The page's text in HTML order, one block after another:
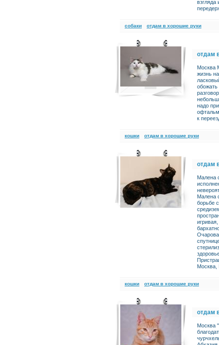
взгляда
cобаки отдам в хорошие руки
отдам
Москва
жизнь
обожать
надо
к
кошки отдам в хорошие руки
отдам
Малена
Малена
борьбе
Москва,
кошки отдам в хорошие руки
отдам
Москва